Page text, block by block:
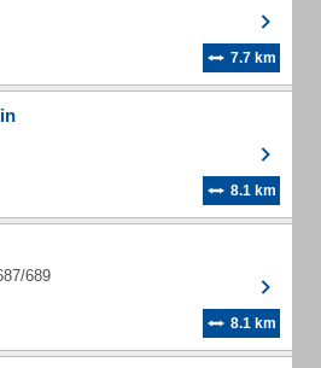
7.7 km
8.1 km
689
8.1 km